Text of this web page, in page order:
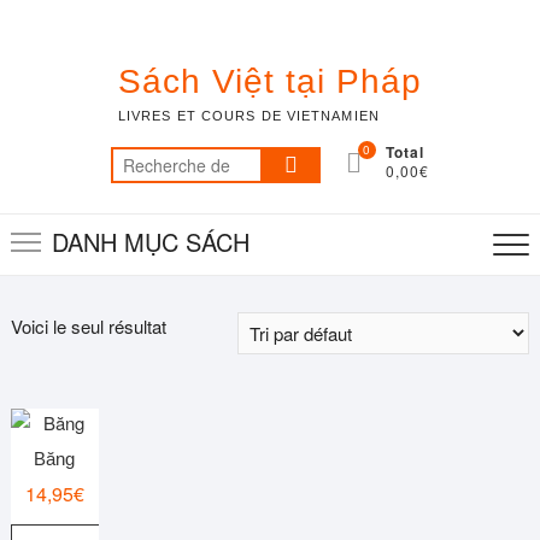
Sách Việt tại Pháp
LIVRES ET COURS DE VIETNAMIEN
Recherche
pour :
0 Total
0,00€
DANH MỤC SÁCH
Voici le seul résultat
Băng
14,95€